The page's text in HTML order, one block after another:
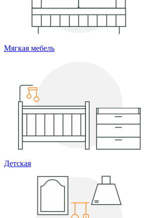
Мягкая мебель
Детская